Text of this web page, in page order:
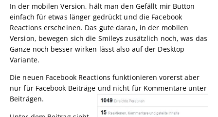
In der mobilen Version, hält man den Gefällt mir Button
einfach für etwas länger gedrückt und die Facebook
Reactions erscheinen. Das gute daran, in der mobilen
Version, bewegen sich die Smileys zusätzlich noch, was das
Ganze noch besser wirken lässt also auf der Desktop
Variante.
Die neuen Facebook Reactions funktionieren vorerst aber
nur für Facebook Beiträge und nicht für Kommentare unter
Beiträgen.